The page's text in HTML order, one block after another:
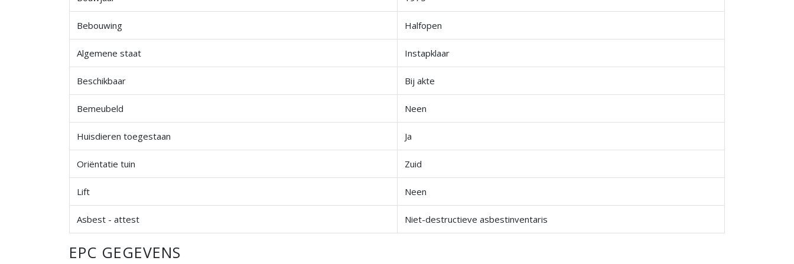
Bebouwing Halfopen
Algemene staat Instapklaar
Beschikbaar Bij akte
Bemeubeld Neen
Huisdieren toegestaan Ja
Oriëntatie tuin Zuid
Lift Neen
Asbest - attest Niet-destructieve asbestinventaris
EPC GEGEVENS